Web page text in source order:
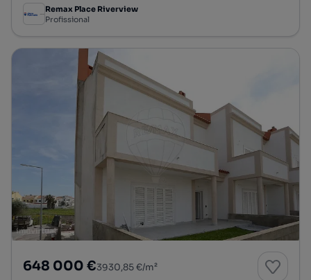
Remax Place Riverview
Profissional
648 000 €3930,85 €/m²